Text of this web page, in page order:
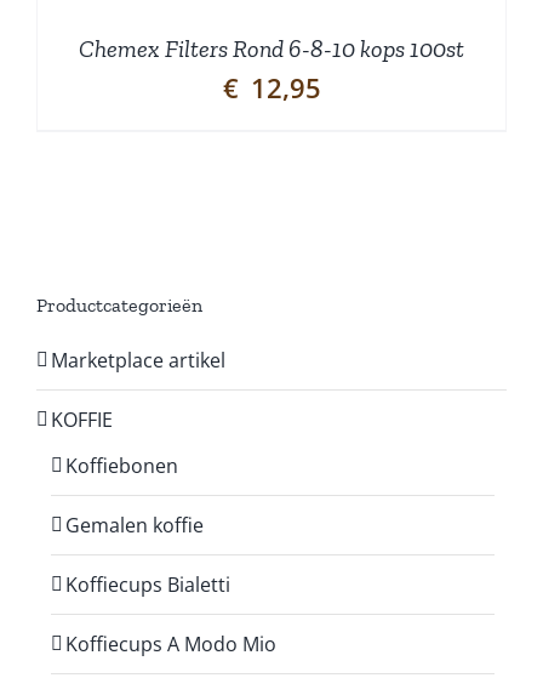
Chemex Filters Rond 6-8-10 kops 100st
€ 12,95
Productcategorieën
Marketplace artikel
KOFFIE
Koffiebonen
Gemalen koffie
Koffiecups Bialetti
Koffiecups A Modo Mio